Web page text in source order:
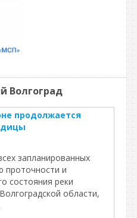
Волгоград
продолжается
запланированных
проточности и
состояния реки
области,